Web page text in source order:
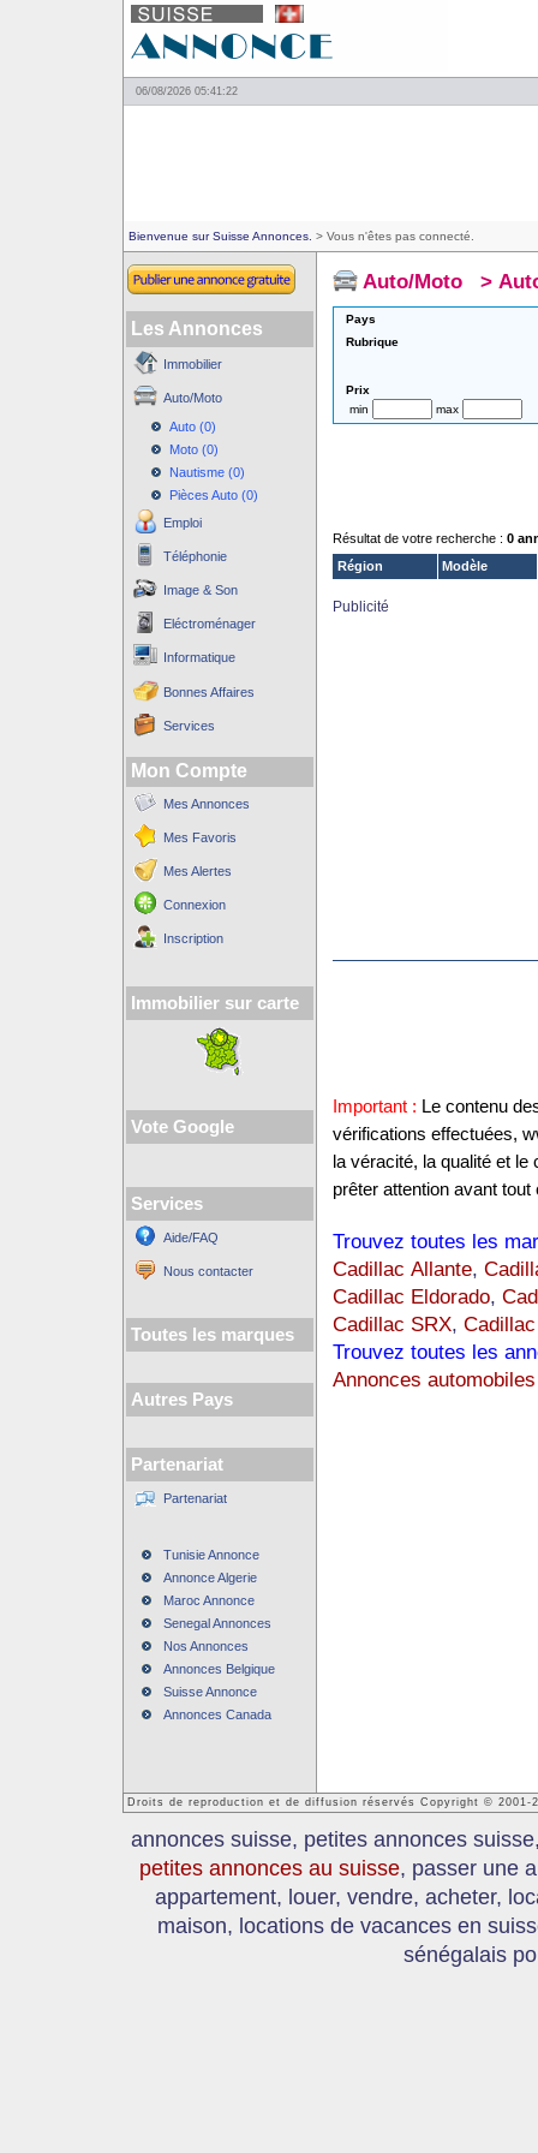
06/08/2026 05:41:22
Bienvenue sur Suisse Annonces. > Vous n'êtes pas connecté.
Les Annonces
Immobilier
Auto/Moto
Auto (0)
Moto (0)
Nautisme (0)
Pièces Auto (0)
Emploi
Téléphonie
Image & Son
Eléctroménager
Informatique
Bonnes Affaires
Services
Mon Compte
Mes Annonces
Mes Favoris
Mes Alertes
Connexion
Inscription
Immobilier sur carte
Vote Google
Services
Aide/FAQ
Nous contacter
Toutes les marques
Autres Pays
Partenariat
Partenariat
Tunisie Annonce
Annonce Algerie
Maroc Annonce
Senegal Annonces
Nos Annonces
Annonces Belgique
Suisse Annonce
Annonces Canada
Auto/Moto >
Pays
Rubrique
Prix
min
max
Résultat de votre recherche : 0
Région
Modèle
Publicité
Important : Le contenu
vérifications effectuées,
la véracité, la qualité et
prêter attention avant tout
Trouvez toutes les
Cadillac Allante,
Cadillac Eldorado,
Cadillac SRX,
Trouvez toutes les
Annonces
Droits de reproduction et de diffusion réservés Copyright © 2001-
annonces suisse, petites annonces
petites annonces au suisse, passer une
appartement, louer, vendre, acheter,
maison, locations de vacances en
sénégalais